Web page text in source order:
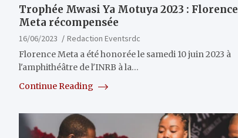
Trophée Mwasi Ya Motuya 2023 : Florence
Meta récompensée
16/06/2023
Redaction Eventsrdc
Florence Meta a été honorée le samedi 10 juin 2023 à
l'amphithéâtre de l'INRB à la…
Continue Reading